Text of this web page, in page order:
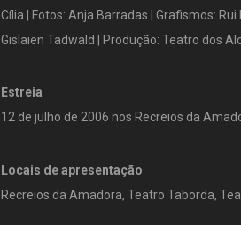
Cília | Fotos: Anja Barradas | Grafismos:
Gislaien Tadwald | Produção: Teatro dos
Estreia
12 de julho de 2006 nos Recreios da
Locais de apresentação
Recreios da Amadora, Teatro Taborda,